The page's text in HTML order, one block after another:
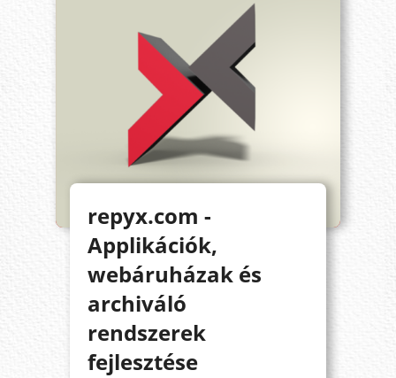
repyx.com -
Applikációk,
webáruházak és
archiváló
rendszerek
fejlesztése